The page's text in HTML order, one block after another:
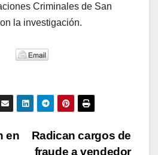
Criminales de San
la investigación.
Radican cargos de
fraude a vendedor
en